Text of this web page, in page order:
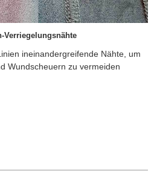
Verriegelungsnähte
ineinandergreifende Nähte, um
Wundscheuern zu vermeiden